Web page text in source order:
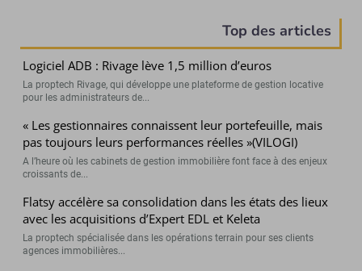
Top des articles
Logiciel ADB : Rivage lève 1,5 million d’euros
La proptech Rivage, qui développe une plateforme de gestion locative
pour les administrateurs de...
« Les gestionnaires connaissent leur portefeuille, mais
pas toujours leurs performances réelles »(VILOGI)
A l’heure où les cabinets de gestion immobilière font face à des enjeux
croissants de...
Flatsy accélère sa consolidation dans les états des lieux
avec les acquisitions d’Expert EDL et Keleta
La proptech spécialisée dans les opérations terrain pour ses clients
agences immobilières...